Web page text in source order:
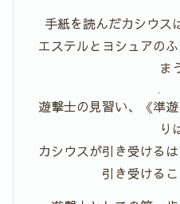
手紙を読んだカシウス
エステルとヨシュアの
ま
遊撃士の見習い、《準
・
り
カシウスが引き受ける
引き受ける